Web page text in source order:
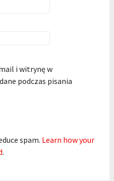
i witrynę w
podczas pisania
spam. Learn how your
.